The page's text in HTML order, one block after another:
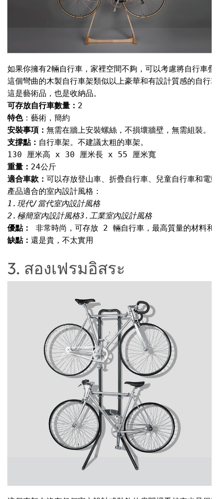
如果你擁有2輛自行車，家裡空間不夠，可以考慮將自行車疊
這個彎曲的木製自行車架類似以上豪華和有設計質感的自行
可存放自行車數量：
特色
安裝事項：
支撐點：
重量：
適合車款：
2.極簡室內設計風格
優點：
缺點： 還是貴，不太實用
3. สองเฟรมอิสระ